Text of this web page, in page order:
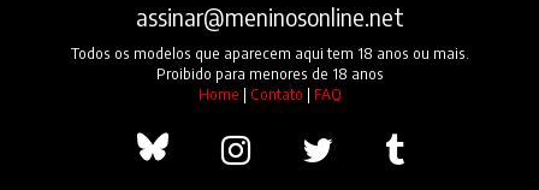
assinar@meninosonline.net
Todos os modelos que aparecem aqui tem 18 anos ou mais.
Proibido para menores de 18 anos
Home | Contato | FAQ